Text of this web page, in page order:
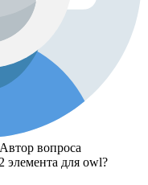
Автор вопроса
элемента для owl?